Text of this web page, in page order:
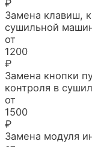
₽
Замена клавиш,
сушильной
от
1200
₽
Замена кнопки
контроля в
от
1500
₽
Замена модуля